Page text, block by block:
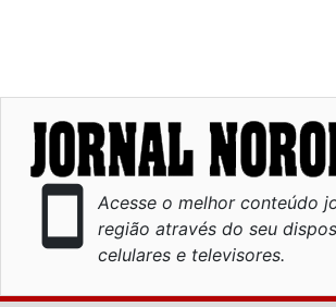
smartphone
Acesse o melhor conteúdo
região através do seu
celulares e televisores.